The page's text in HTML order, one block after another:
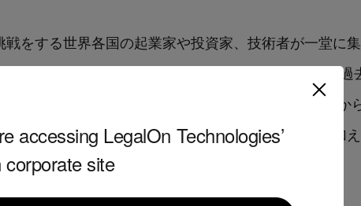
accessing LegalOn Technologies’
corporate site
戦をする世界各国の起業家や投資家、技術者が一堂に
て意見交換ができる、英国最大級のイベントです。過
トアップに対する期待について声を上げるなど、国か
プが出展を予定しており、1,000名以上の投資家に加